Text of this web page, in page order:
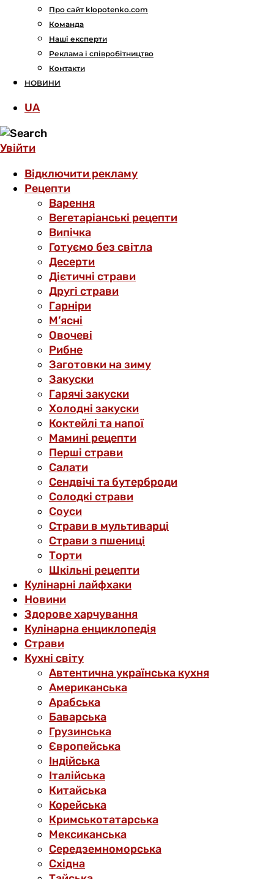
Про сайт klopotenko.com
Команда
Наші експерти
Реклама і співробітництво
Контакти
НОВИНИ
UA
Увійти
Відключити рекламу
Рецепти
Варення
Вегетаріанські рецепти
Випічка
Готуємо без світла
Десерти
Дієтичні страви
Другі страви
Гарніри
М’ясні
Овочеві
Рибне
Заготовки на зиму
Закуски
Гарячі закуски
Холодні закуски
Коктейлі та напої
Мамині рецепти
Перші страви
Салати
Сендвічі та бутерброди
Солодкі страви
Соуси
Страви в мультиварці
Страви з пшениці
Торти
Шкільні рецепти
Кулінарні лайфхаки
Новини
Здорове харчування
Кулінарна енциклопедія
Страви
Кухні світу
Автентична українська кухня
Американська
Арабська
Баварська
Грузинська
Європейська
Індійська
Італійська
Китайська
Корейська
Кримськотатарська
Мексиканська
Середземноморська
Східна